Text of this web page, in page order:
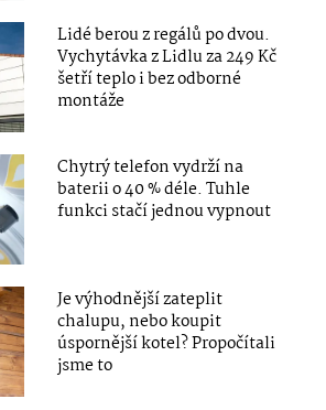
Lidé berou z regálů po dvou.
Vychytávka z Lidlu za 249 Kč
šetří teplo i bez odborné
montáže
Chytrý telefon vydrží na
baterii o 40 % déle. Tuhle
funkci stačí jednou vypnout
Je výhodnější zateplit
chalupu, nebo koupit
úspornější kotel? Propočítali
jsme to